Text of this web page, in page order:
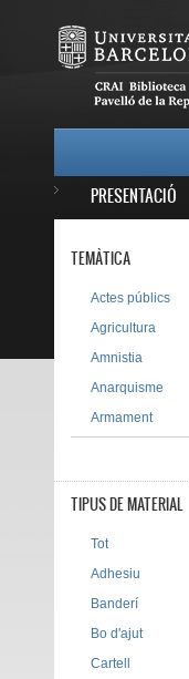
PRESENTACIÓ
TEMÀTICA
Actes públics
Agricultura
Amnistia
Anarquisme
Armament
TIPUS DE MATERIAL
Tot
Adhesiu
Banderí
Bo d'ajut
Cartell